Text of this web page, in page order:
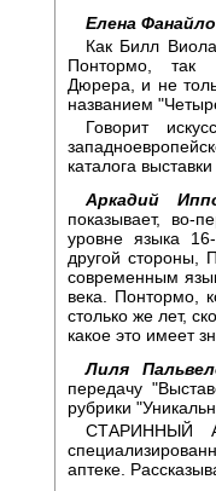
Елена
Как Билл
Понтормо, так
Дюрера, и не
названием
Говорит
каталога
Аркадий
показывает, во-
уровне языка
другой стороны,
современным
века. Понтормо,
столько же лет,
какое это имеет
Лиля
передачу
рубрики
СТАРИННЫЙ
аптеке.